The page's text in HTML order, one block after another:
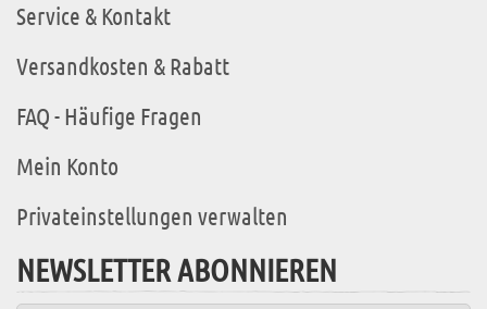
Service & Kontakt
Versandkosten & Rabatt
FAQ - Häufige Fragen
Mein Konto
Privateinstellungen verwalten
NEWSLETTER ABONNIEREN